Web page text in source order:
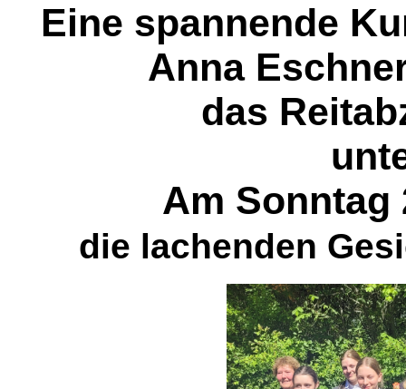
Eine spannende
Anna
das
Am Sonntag
die lachenden